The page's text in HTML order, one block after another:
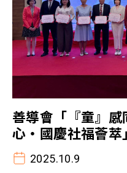
善導會「『童』
心・國慶社福薈萃
2025.10.9